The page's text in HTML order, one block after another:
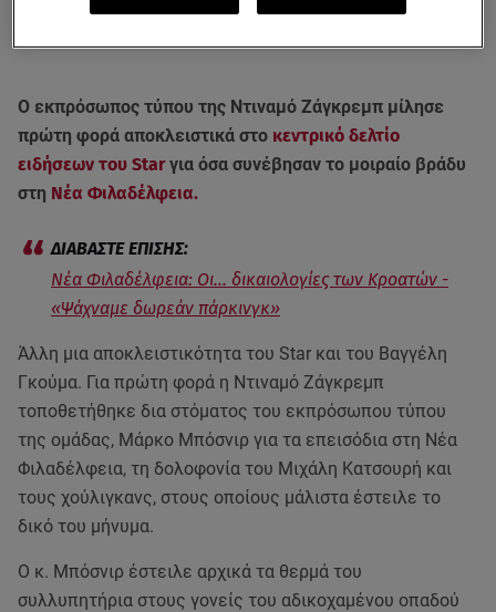
Ο εκπρόσωπος τύπου της Ντιναμό Ζάγκρεμπ μίλησε
πρώτη φορά αποκλειστικά στο κεντρικό δελτίο
ειδήσεων του Starγια όσα συνέβησαν το μοιραίο βράδυ
στη Νέα Φιλαδέλφεια.
Νέα Φιλαδέλφεια: Οι... δικαιολογίες των Κροατών -
«Ψάχναμε δωρεάν πάρκινγκ»
Άλλη μια αποκλειστικότητα του Star και του Βαγγέλη
Γκούμα. Για πρώτη φορά η Ντιναμό Ζάγκρεμπ
τοποθετήθηκε δια στόματος του εκπρόσωπου τύπου
της ομάδας, Μάρκο Μπόσνιρ για τα επεισόδια στη Νέα
Φιλαδέλφεια, τη δολοφονία του Μιχάλη Κατσουρή και
τους χούλιγκανς, στους οποίους μάλιστα έστειλε το
δικό του μήνυμα.
Ο κ. Μπόσνιρ έστειλε αρχικά τα θερμά του
συλλυπητήρια στους γονείς του αδικοχαμένου οπαδού